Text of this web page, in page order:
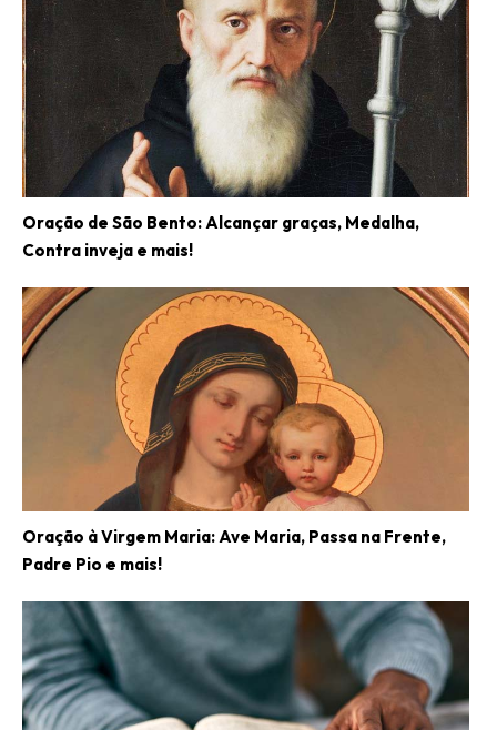
Oração de São Bento: Alcançar graças, Medalha,
Contra inveja e mais!
Oração à Virgem Maria: Ave Maria, Passa na Frente,
Padre Pio e mais!